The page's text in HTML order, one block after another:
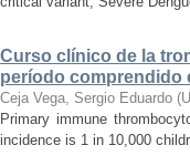
Curso clínico de la
período comprendido
Ceja Vega, Sergio Eduardo (
Primary immune
incidence is 1 in 10,000